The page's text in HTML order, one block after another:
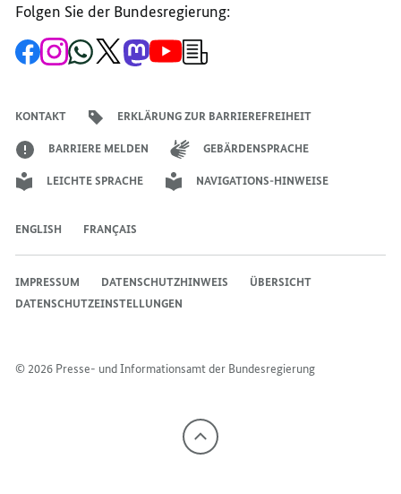
Folgen Sie der Bundesregierung:
Zur
Facebook-
Zum
Instagram-
Zum
WhatsApp-
Zum
X-
Zum
Mastodon-
Zum
YouTube-Anmeldung
KONTAKT ERKLÄRUNG ZUR BARRIEREFREIHEIT
BARRIERE MELDEN GEBÄRDENSPRACHE
LEICHTE SPRACHE NAVIGATIONS-HINWEISE
ENGLISH FRANÇAIS
© 2026 Presse- und Informationsamt der Bundesregierung
IMPRESSUM DATENSCHUTZHINWEIS
ÜBERSICHT
DATENSCHUTZEINSTELLUNGEN
Nach
oben